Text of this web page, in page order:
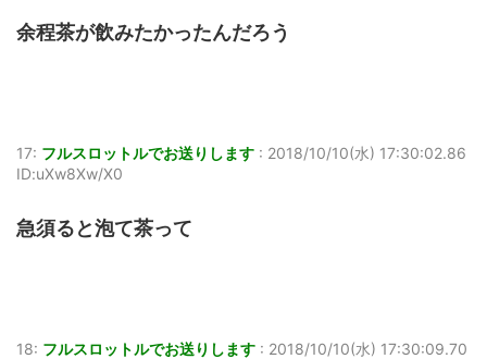
余程茶が飲みたかったんだろう
17: フルスロットルでお送りします : 2018/10/10(水) 17:30:02.86
ID:uXw8Xw/X0
急須ると泡て茶って
18: フルスロットルでお送りします : 2018/10/10(水) 17:30:09.70